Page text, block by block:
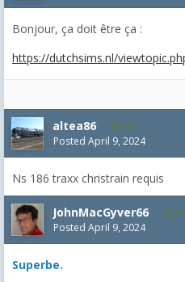
Bonjour, ça doit être ça :
https://dutchsims.nl/
altea86 127
Posted April 9, 2024
Ns 186 traxx christrain requis
JohnMacGyver66 51
Posted April 9, 2024
Superbe.